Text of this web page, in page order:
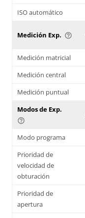
ISO automático
Medición Exp. help_outline
Medición matricial
Medición central
Medición puntual
Modos de Exp.
help_outline
Modo programa
Prioridad de
velocidad de
obturación
Prioridad de
apertura